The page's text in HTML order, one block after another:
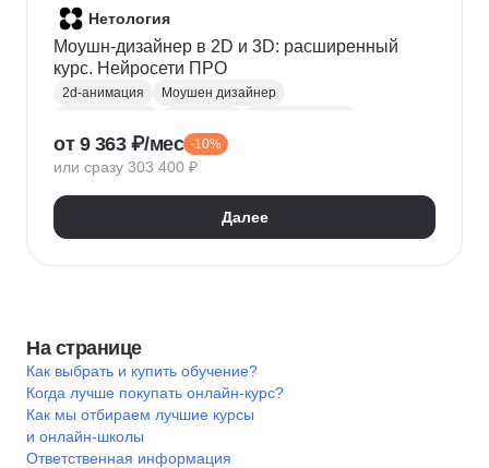
Нетология
Моушн-дизайнер в 2D и 3D: расширенный
курс. Нейросети ПРО
2d-анимация
Моушен дизайнер
Blender
After Effects
3D моделирование
3D анимация
Cinema 4D
Adobe Premiere Pro
Substance Painter
2D-графика
от 9 363 ₽/мес -10%
или сразу 303 400 ₽
Далее
На странице
Как выбрать и купить обучение?
Когда лучше покупать онлайн-курс?
Как мы отбираем лучшие курсы
и онлайн-школы
Ответственная информация